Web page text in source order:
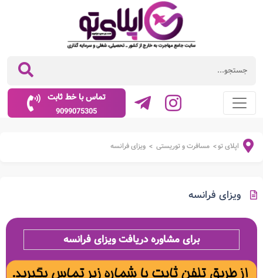
تماس با خط ثابت
9099075305
اپلای تو> مسافرت و توریستی > ویزای فرانسه
ویزای فرانسه
برای مشاوره دریافتویزای فرانسه